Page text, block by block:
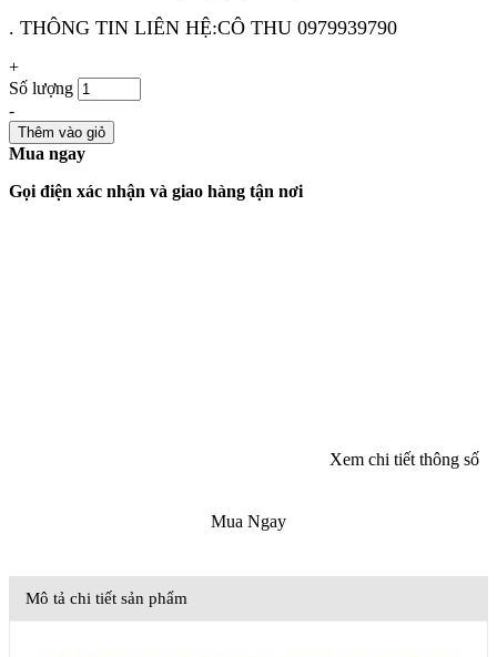
. THÔNG TIN LIÊN HỆ:CÔ THU 0979939790
+
Số lượng
-
Thêm vào giỏ
Mua ngay
Gọi điện xác nhận và giao hàng tận nơi
Xem chi tiết thông số
Mua Ngay
Mô tả chi tiết sản phẩm